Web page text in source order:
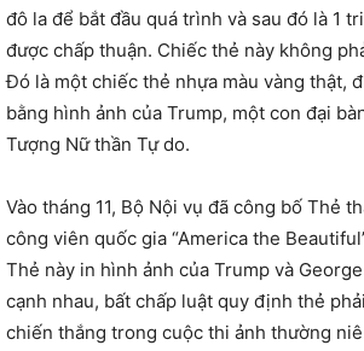
đô la để bắt đầu quá trình và sau đó là 1
được chấp thuận. Chiếc thẻ này không
Đó là một chiếc thẻ nhựa màu vàng thật,
bằng hình ảnh của Trump, một con đại
Tượng Nữ thần Tự do.
Vào tháng 11, Bộ Nội vụ đã công bố Thẻ
công viên quốc gia “America the
Thẻ này in hình ảnh của Trump và
cạnh nhau, bất chấp luật quy định thẻ
chiến thắng trong cuộc thi ảnh thường